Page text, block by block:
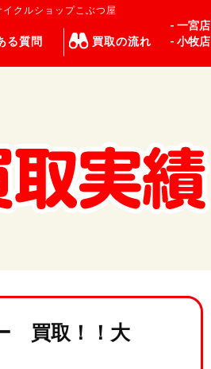
ルショップこぶつ屋
る質問 買取の流れ
- 一宮店
- 小牧店
買取！！大